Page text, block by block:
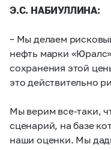
Э.С. НАБИУЛЛИНА:
– Мы делаем
нефть марки
сохранения этой
это действительно
Мы верим все-таки,
сценарий, на базе
наши оценки. Мы